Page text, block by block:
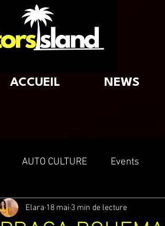
ACCUEIL NEWS
AUTO CULTURE Events
Elara 18 mai 3 min de lecture